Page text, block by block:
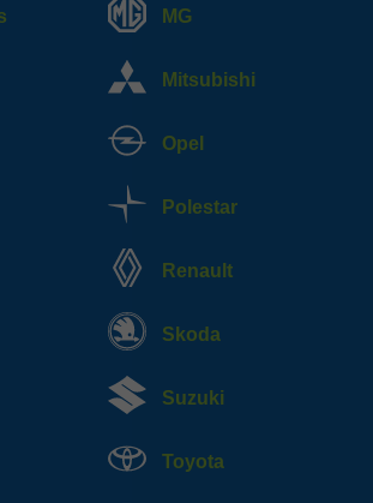
MG
Mitsubishi
Opel
Polestar
Renault
Skoda
Suzuki
Toyota